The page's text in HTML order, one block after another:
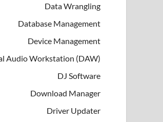
Data Wrangling
Database Management
Device Management
Audio Workstation (DAW)
DJ Software
Download Manager
Driver Updater